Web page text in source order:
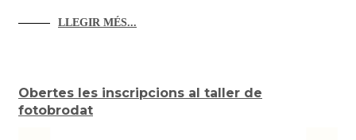
LLEGIR MÉS...
Obertes les inscripcions al taller de
fotobrodat